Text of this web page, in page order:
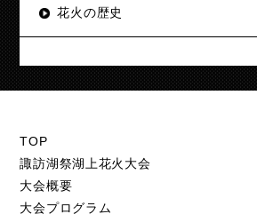
花火の歴史
TOP
諏訪湖祭湖上花火大会
大会概要
大会プログラム